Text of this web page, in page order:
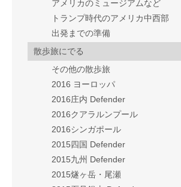
アメリカのミュージアムなど
トランプ時代のアメリカ中西部
出発までの準備
散歩旅にでる
その他の散歩旅
2016 ヨーロッパ
2016庄内 Defender
2016クアラルンプール
2016シンガポール
2015四国 Defender
2015九州 Defender
2015燧ヶ岳・尾瀬